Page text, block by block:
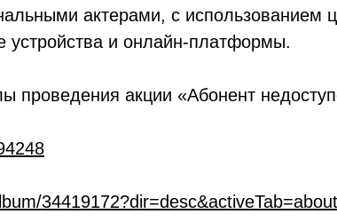
актерами, с использованием
устройства и онлайн-платформы.
проведения акции «Абонент
34419172?dir=desc&activeTab=about